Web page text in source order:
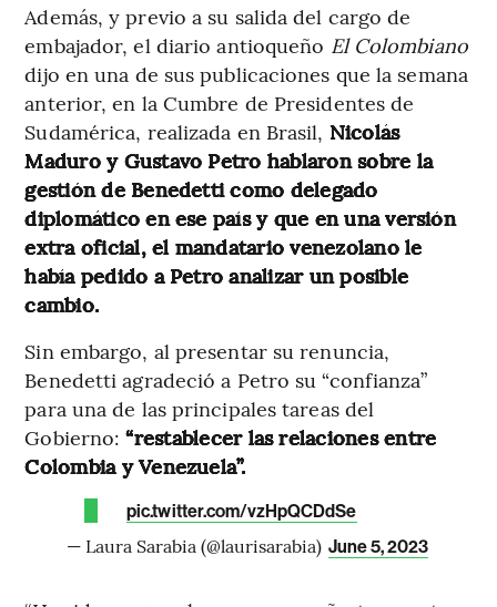
Además, y previo a su salida del cargo de
embajador, el diario antioqueño El Colombiano
dijo en una de sus publicaciones que la semana
anterior, en la Cumbre de Presidentes de
Sudamérica, realizada en Brasil, Nicolás
Maduro y Gustavo Petro hablaron sobre la
gestión de Benedetti como delegado
diplomático en ese país y que en una versión
extra oficial, el mandatario venezolano le
había pedido a Petro analizar un posible
cambio.
Sin embargo, al presentar su renuncia,
Benedetti agradeció a Petro su “confianza”
para una de las principales tareas del
Gobierno:“restablecer las relaciones entre
Colombia y Venezuela”.
pic.twitter.com/vzHpQCDdSe
— Laura Sarabia (@laurisarabia) June 5, 2023